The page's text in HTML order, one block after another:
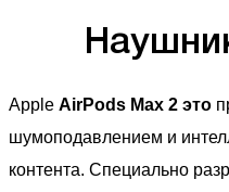
AppleAirPods Max 2 это
шумоподавлением и
контента. Специально